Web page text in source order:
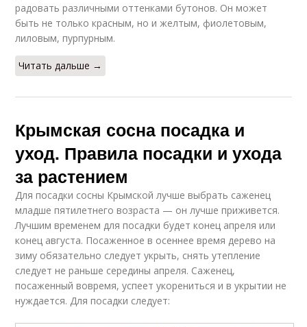
радовать различными оттенками бутонов. Он может
быть не только красным, но и желтым, фиолетовым,
лиловым, пурпурным.
Читать дальше →
Крымская сосна посадка и
уход. Правила посадки и ухода
за растением
Для посадки сосны Крымской лучше выбрать саженец
младше пятилетнего возраста — он лучше приживется.
Лучшим временем для посадки будет конец апреля или
конец августа. Посаженное в осеннее время дерево на
зиму обязательно следует укрыть, снять утепление
следует не раньше середины апреля. Саженец,
посаженный вовремя, успеет укорениться и в укрытии не
нуждается. Для посадки следует: